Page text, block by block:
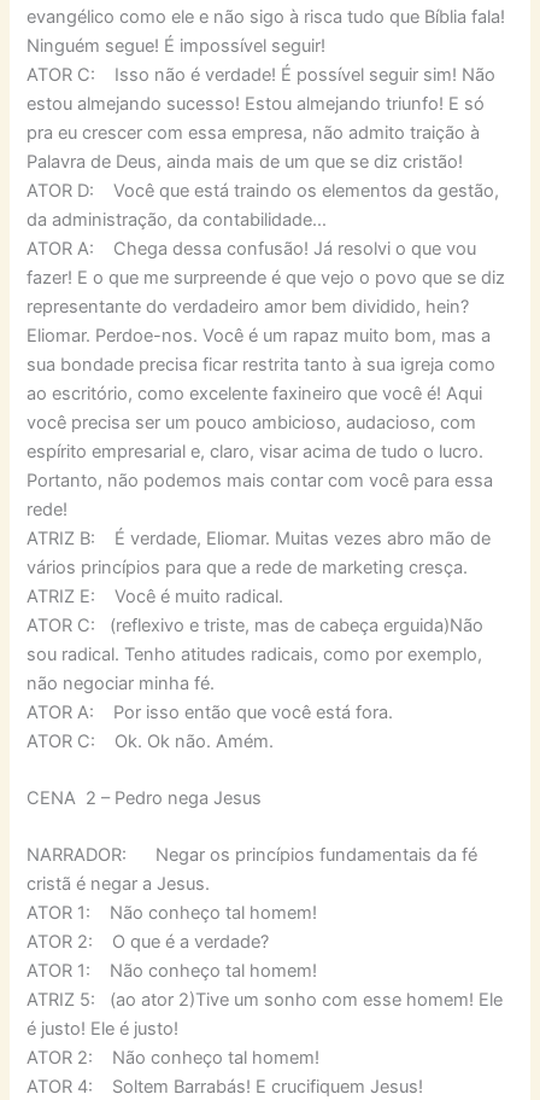
evangélico como ele e não sigo à risca tudo que Bíblia fala!
Ninguém segue! É impossível seguir!
ATOR C: Isso não é verdade! É possível seguir sim! Não
estou almejando sucesso! Estou almejando triunfo! E só
pra eu crescer com essa empresa, não admito traição à
Palavra de Deus, ainda mais de um que se diz cristão!
ATOR D: Você que está traindo os elementos da gestão,
da administração, da contabilidade…
ATOR A: Chega dessa confusão! Já resolvi o que vou
fazer! E o que me surpreende é que vejo o povo que se diz
representante do verdadeiro amor bem dividido, hein?
Eliomar. Perdoe-nos. Você é um rapaz muito bom, mas a
sua bondade precisa ficar restrita tanto à sua igreja como
ao escritório, como excelente faxineiro que você é! Aqui
você precisa ser um pouco ambicioso, audacioso, com
espírito empresarial e, claro, visar acima de tudo o lucro.
Portanto, não podemos mais contar com você para essa
rede!
ATRIZ B: É verdade, Eliomar. Muitas vezes abro mão de
vários princípios para que a rede de marketing cresça.
ATRIZ E: Você é muito radical.
ATOR C: (reflexivo e triste, mas de cabeça erguida)Não
sou radical. Tenho atitudes radicais, como por exemplo,
não negociar minha fé.
ATOR A: Por isso então que você está fora.
ATOR C: Ok. Ok não. Amém.
CENA 2 – Pedro nega Jesus
NARRADOR: Negar os princípios fundamentais da fé
cristã é negar a Jesus.
ATOR 1: Não conheço tal homem!
ATOR 2: O que é a verdade?
ATOR 1: Não conheço tal homem!
ATRIZ 5: (ao ator 2)Tive um sonho com esse homem! Ele
é justo! Ele é justo!
ATOR 2: Não conheço tal homem!
ATOR 4: Soltem Barrabás! E crucifiquem Jesus!